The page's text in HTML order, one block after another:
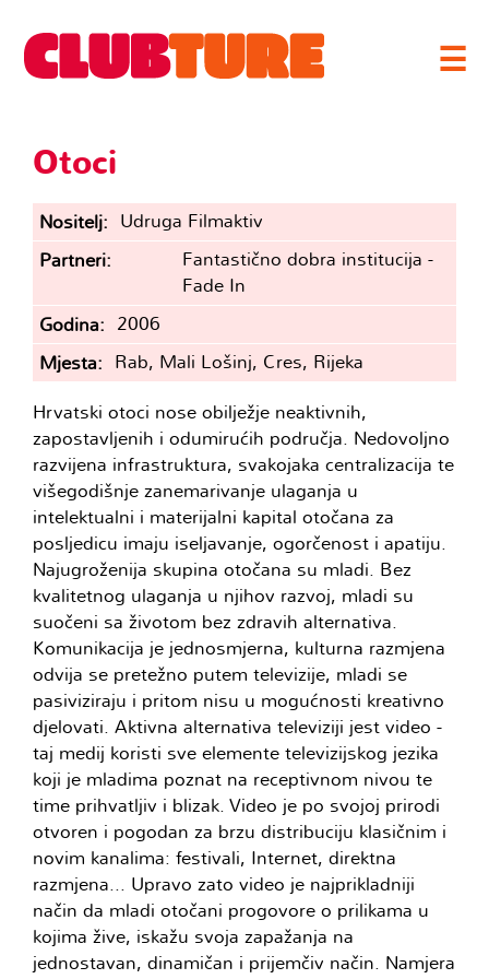
☰
Otoci
Nositelj
Udruga Filmaktiv
Partneri
Fantastično dobra institucija -
Fade In
Godina
2006
Mjesta
Rab, Mali Lošinj, Cres, Rijeka
Hrvatski otoci nose obilježje neaktivnih,
zapostavljenih i odumirućih područja. Nedovoljno
razvijena infrastruktura, svakojaka centralizacija te
višegodišnje zanemarivanje ulaganja u
intelektualni i materijalni kapital otočana za
posljedicu imaju iseljavanje, ogorčenost i apatiju.
Najugroženija skupina otočana su mladi. Bez
kvalitetnog ulaganja u njihov razvoj, mladi su
suočeni sa životom bez zdravih alternativa.
Komunikacija je jednosmjerna, kulturna razmjena
odvija se pretežno putem televizije, mladi se
pasiviziraju i pritom nisu u mogućnosti kreativno
djelovati. Aktivna alternativa televiziji jest video -
taj medij koristi sve elemente televizijskog jezika
koji je mladima poznat na receptivnom nivou te
time prihvatljiv i blizak. Video je po svojoj prirodi
otvoren i pogodan za brzu distribuciju klasičnim i
novim kanalima: festivali, Internet, direktna
razmjena... Upravo zato video je najprikladniji
način da mladi otočani progovore o prilikama u
kojima žive, iskažu svoja zapažanja na
jednostavan, dinamičan i prijemčiv način. Namjera